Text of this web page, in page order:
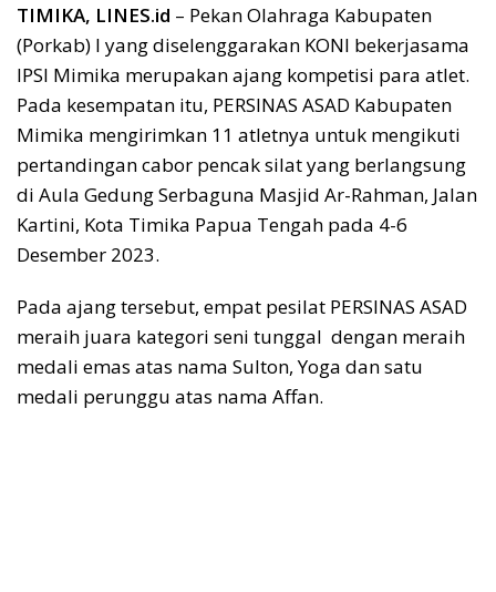
TIMIKA, LINES.id – Pekan Olahraga Kabupaten
(Porkab) I yang diselenggarakan KONI bekerjasama
IPSI Mimika merupakan ajang kompetisi para atlet.
Pada kesempatan itu, PERSINAS ASAD Kabupaten
Mimika mengirimkan 11 atletnya untuk mengikuti
pertandingan cabor pencak silat yang berlangsung
di Aula Gedung Serbaguna Masjid Ar-Rahman, Jalan
Kartini, Kota Timika Papua Tengah pada 4-6
Desember 2023.
Pada ajang tersebut, empat pesilat PERSINAS ASAD
meraih juara kategori seni tunggal dengan meraih
medali emas atas nama Sulton, Yoga dan satu
medali perunggu atas nama Affan.